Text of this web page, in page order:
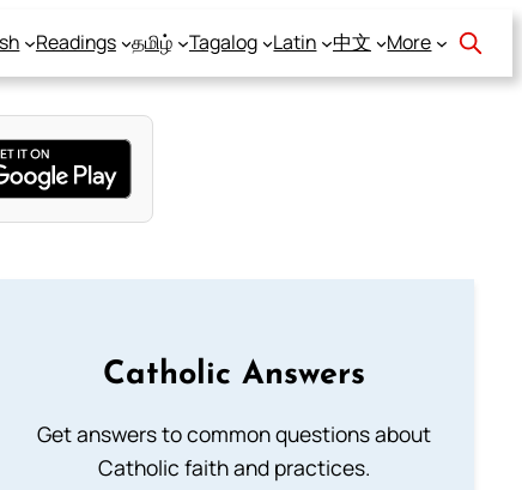
Readings தமிழ் Tagalog Latin 中文 More
Catholic Answers
Get answers to common questions about
Catholic faith and practices.